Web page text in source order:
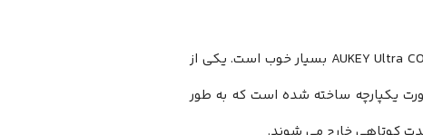
دیدن طیف گسترده ای از فناوری های جدیدتر همراه با AUKEY Ultra COMPACT EP-T25 TWS بسیار خوب است. یکی از
یکپارچه ساخته شده است که به طور